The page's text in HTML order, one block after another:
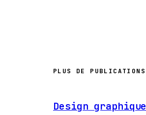
PLUS DE PUBLICATIONS
Design graphique